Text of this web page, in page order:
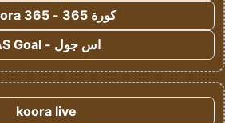
كورة 365 - kooora 365
اس جول - AS Goal
koora live